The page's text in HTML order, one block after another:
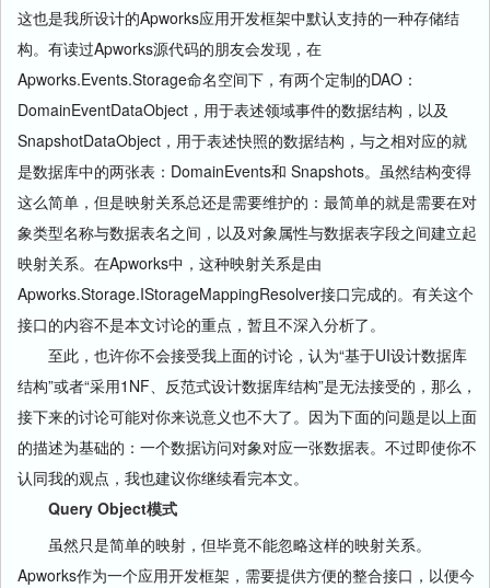
这也是我所设计的Apworks应用开发框架中默认支持的一种存储结
构。有读过Apworks源代码的朋友会发现，在
Apworks.Events.Storage命名空间下，有两个定制的DAO：
DomainEventDataObject，用于表述领域事件的数据结构，以及
SnapshotDataObject，用于表述快照的数据结构，与之相对应的就
是数据库中的两张表：DomainEvents和 Snapshots。虽然结构变得
这么简单，但是映射关系总还是需要维护的：最简单的就是需要在对
象类型名称与数据表名之间，以及对象属性与数据表字段之间建立起
映射关系。在Apworks中，这种映射关系是由
Apworks.Storage.IStorageMappingResolver接口完成的。有关这个
接口的内容不是本文讨论的重点，暂且不深入分析了。
至此，也许你不会接受我上面的讨论，认为“基于UI设计数据库
结构”或者“采用1NF、反范式设计数据库结构”是无法接受的，那么，
接下来的讨论可能对你来说意义也不大了。因为下面的问题是以上面
的描述为基础的：一个数据访问对象对应一张数据表。不过即使你不
认同我的观点，我也建议你继续看完本文。
Query Object模式
虽然只是简单的映射，但毕竟不能忽略这样的映射关系。
Apworks作为一个应用开发框架，需要提供方便的整合接口，以便今